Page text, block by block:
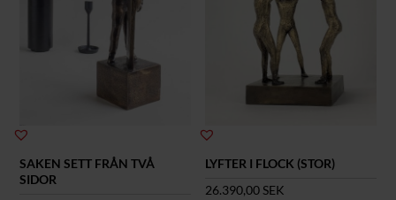
SAKEN SETT FRÅN TVÅ
SIDOR
LYFTER I FLOCK (STOR)
26.390,00 SEK